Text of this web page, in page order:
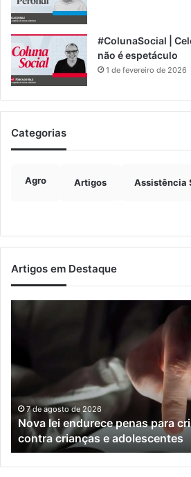
#ColunaSocial |
não é espetáculo
1 de fevereiro de 2026
Categorias
Agro Artigos Assistência
Artigos em Destaque
para
crimes
sexuais
online
contra
crianças
e
adolescentes
7 de agosto de 2026
Nova lei endurece penas para
contra crianças e adolescentes